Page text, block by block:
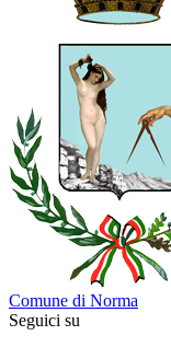
Comune di Norma
Seguici su